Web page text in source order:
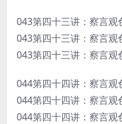
043第四十三讲：察言观
043第四十三讲：察言
043第四十三讲：察言
044第四十四讲：察言观
044第四十四讲：察言
044第四十四讲：察言